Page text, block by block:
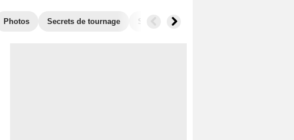
Photos Secrets de tournage Séries similaires